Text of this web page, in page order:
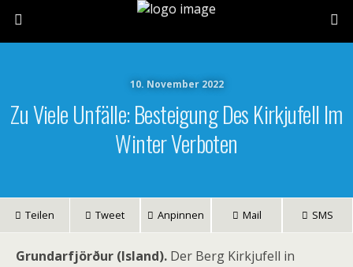
10. November 2022
Zu Viele Unfälle: Besteigung Des Kirkjufell Im
Winter Verboten
Teilen Tweet Anpinnen Mail SMS
Grundarfjörður (Island). Der Berg Kirkjufell in